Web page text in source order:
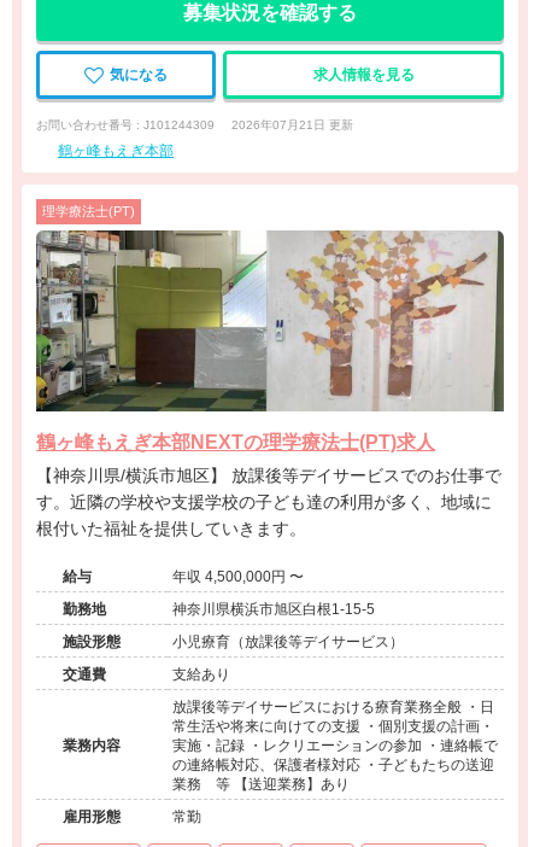
募集状況を確認する
気になる 求人情報を見る
お問い合わせ番号 : J101244309 2026年07月21日 更新
鶴ヶ峰もえぎ本部
理学療法士(PT)
鶴ヶ峰もえぎ本部NEXTの理学療法士(PT)求人
【神奈川県/横浜市旭区】 放課後等デイサービスでのお仕事で
す。近隣の学校や支援学校の子ども達の利用が多く、地域に
根付いた福祉を提供していきます。
給与
年収 4,500,000円 〜
勤務地
神奈川県横浜市旭区白根1-15-5
施設形態
小児療育（放課後等デイサービス）
交通費
支給あり
業務内容
放課後等デイサービスにおける療育業務全般 ・日
常生活や将来に向けての支援 ・個別支援の計画・
実施・記録 ・レクリエーションの参加 ・連絡帳で
の連絡帳対応、保護者様対応 ・子どもたちの送迎
業務 等 【送迎業務】あり
雇用形態
常勤